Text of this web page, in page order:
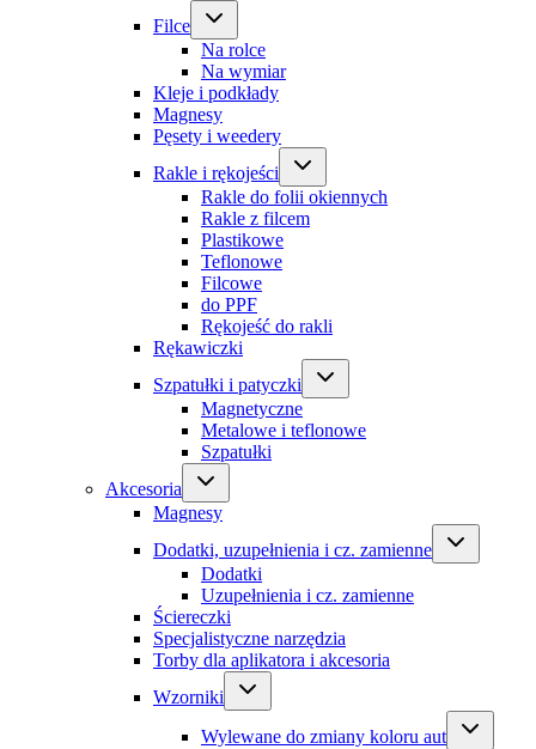
Filce
Na rolce
Na wymiar
Kleje i podkłady
Magnesy
Pęsety i weedery
Rakle i rękojeści
Rakle do folii okiennych
Rakle z filcem
Plastikowe
Teflonowe
Filcowe
do PPF
Rękojeść do rakli
Rękawiczki
Szpatułki i patyczki
Magnetyczne
Metalowe i teflonowe
Szpatułki
Akcesoria
Magnesy
Dodatki, uzupełnienia i cz. zamienne
Dodatki
Uzupełnienia i cz. zamienne
Ściereczki
Specjalistyczne narzędzia
Torby dla aplikatora i akcesoria
Wzorniki
Wylewane do zmiany koloru aut